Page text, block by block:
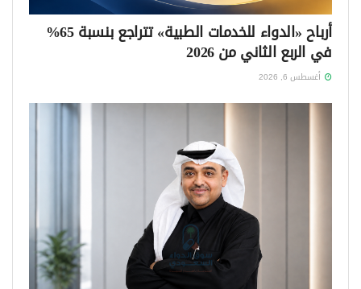
أرباح «الدواء للخدمات الطبية» تتراجع بنسبة 65%
في الربع الثاني من 2026
أغسطس 6, 2026